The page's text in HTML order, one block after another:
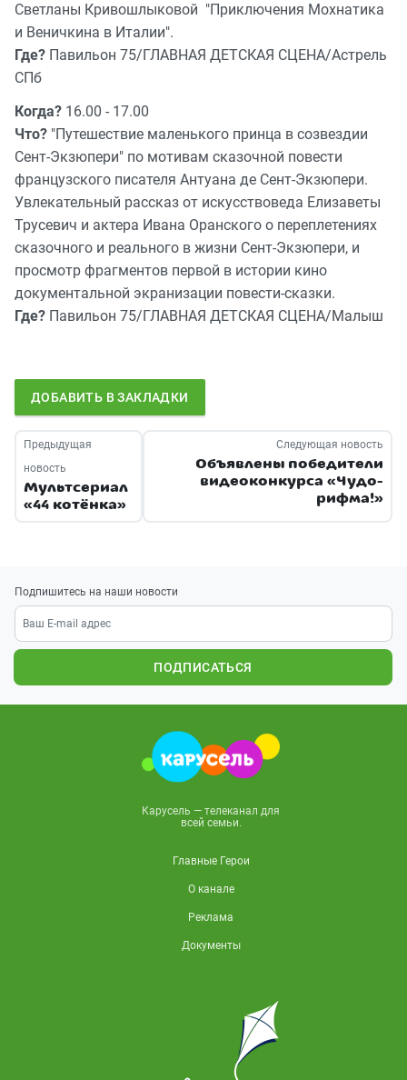
Светланы Кривошлыковой "Приключения Мохнатика
и Веничкина в Италии".
Где? Павильон 75/ГЛАВНАЯ ДЕТСКАЯ СЦЕНА/Астрель
СПб
Когда? 16.00 - 17.00
Что? "Путешествие маленького принца в созвездии
Сент-Экзюпери" по мотивам сказочной повести
французского писателя Антуана де Сент-Экзюпери.
Увлекательный рассказ от искусствоведа Елизаветы
Трусевич и актера Ивана Оранского о переплетениях
сказочного и реального в жизни Сент-Экзюпери, и
просмотр фрагментов первой в истории кино
документальной экранизации повести-сказки.
Где? Павильон 75/ГЛАВНАЯ ДЕТСКАЯ СЦЕНА/Малыш
ДОБАВИТЬ В ЗАКЛАДКИ
Предыдущая
новость
Мультсериал
«44 котёнка»
Следующая новость
Объявлены победители
видеоконкурса «Чудо-
рифма!»
Подпишитесь на наши новости
ПОДПИСАТЬСЯ
Карусель — телеканал для
всей семьи.
Главные Герои
О канале
Реклама
Документы